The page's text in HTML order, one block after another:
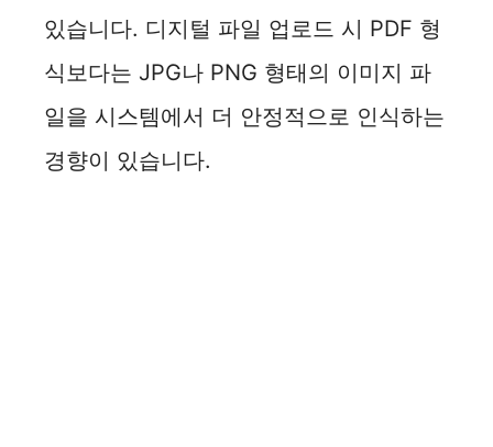
있습니다. 디지털 파일 업로드 시 PDF 형
식보다는 JPG나 PNG 형태의 이미지 파
일을 시스템에서 더 안정적으로 인식하는
경향이 있습니다.